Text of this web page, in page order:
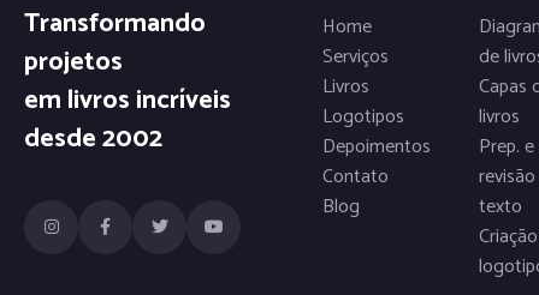
Transformando
projetos
em livros incríveis
desde 2002
Home
Serviços
Livros
Logotipos
Depoimentos
Contato
Blog
de
Capas
livros
Prep. e
texto